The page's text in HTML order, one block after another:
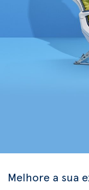
Melhore a sua